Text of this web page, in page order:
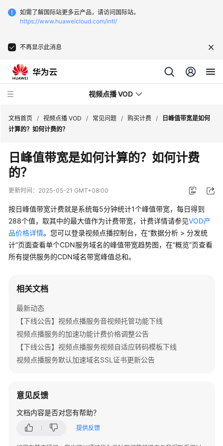
如需了解国际站更多云产品，请访问国际站。
https://www.huaweicloud.com/intl/
不再显示此消息
视频点播 VOD
最
新
动
服
务
告
产
介
绍
快
入
门
指
文档首页 / 视频点播 VOD / 常见问题 / 购买计费 /
日峰值带宽是如何
计算的？如何计费的？
日峰值带宽是如何计算的？如何计费
的？
更新时间： 2025-05-21 GMT+08:00
按日峰值带宽计费就是系统每5分钟统计1个峰值带宽，每日得到
288个值，取其中的最大值作为计费带宽，计费详情请参见VOD产
品价格详情。您可以登录视频点播控制台，在“数据分析 > 分发统
计”页面查看单个CDN服务域名的峰值带宽趋势图，在“概览”页查看
所有提供服务的CDN域名带宽峰值总和。
相关文档
最新动态
【下线公告】视频点播服务音视频托管功能下线
视频点播服务的加速功能计费价格调整公告
【下线公告】视频点播服务视频自适应转码模板下线
视频点播服务默认加速域名SSL证书更新公告
意见反馈
文档内容是否对您有帮助？
提供反馈